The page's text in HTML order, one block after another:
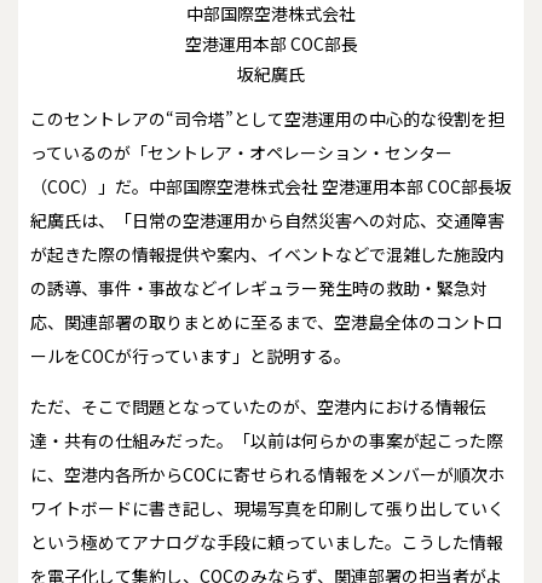
中部国際空港株式会社
空港運用本部 COC部長
坂紀廣氏
このセントレアの“司令塔”として空港運用の中心的な役割を担
っているのが「セントレア・オペレーション・センター
（COC）」だ。中部国際空港株式会社 空港運用本部 COC部長坂
紀廣氏は、「日常の空港運用から自然災害への対応、交通障害
が起きた際の情報提供や案内、イベントなどで混雑した施設内
の誘導、事件・事故などイレギュラー発生時の救助・緊急対
応、関連部署の取りまとめに至るまで、空港島全体のコントロ
ールをCOCが行っています」と説明する。
ただ、そこで問題となっていたのが、空港内における情報伝
達・共有の仕組みだった。「以前は何らかの事案が起こった際
に、空港内各所からCOCに寄せられる情報をメンバーが順次ホ
ワイトボードに書き記し、現場写真を印刷して張り出していく
という極めてアナログな手段に頼っていました。こうした情報
を電子化して集約し、COCのみならず、関連部署の担当者がよ